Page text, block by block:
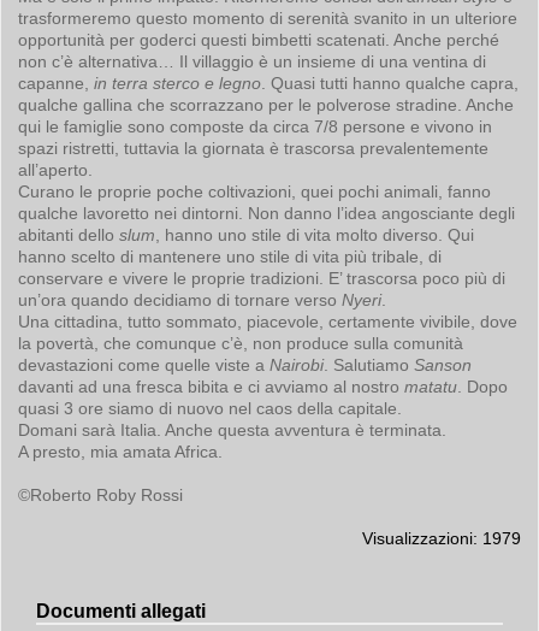
trasformeremo questo momento di serenità svanito in un ulteriore
opportunità per goderci questi bimbetti scatenati. Anche perché
non c’è alternativa… Il villaggio è un insieme di una ventina di
capanne,in terra sterco e legno . Quasi tutti hanno qualche capra,
qualche gallina che scorrazzano per le polverose stradine. Anche
qui le famiglie sono composte da circa 7/8 persone e vivono in
spazi ristretti, tuttavia la giornata è trascorsa prevalentemente
all’aperto.
Curano le proprie poche coltivazioni, quei pochi animali, fanno
qualche lavoretto nei dintorni. Non danno l’idea angosciante degli
abitanti delloslum , hanno uno stile di vita molto diverso. Qui
hanno scelto di mantenere uno stile di vita più tribale, di
conservare e vivere le proprie tradizioni. E’ trascorsa poco più di
un’ora quando decidiamo di tornare versoNyeri.
Una cittadina, tutto sommato, piacevole, certamente vivibile, dove
la povertà, che comunque c’è, non produce sulla comunità
devastazioni come quelle viste aNairobi. SalutiamoSanson
davanti ad una fresca bibita e ci avviamo al nostromatatu . Dopo
quasi 3 ore siamo di nuovo nel caos della capitale.
Domani sarà Italia. Anche questa avventura è terminata.
A presto, mia amata Africa.
©Roberto Roby Rossi
Visualizzazioni: 1979
Documenti allegati